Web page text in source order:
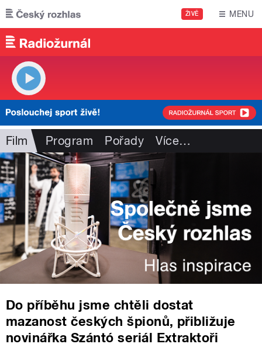
Přejít k hlavnímu obsahu
ŽIVĚ MENU
Film Program Pořady Více…
Do příběhu jsme chtěli dostat
mazanost českých špionů, přibližuje
novinářka Szántó seriál Extraktoři